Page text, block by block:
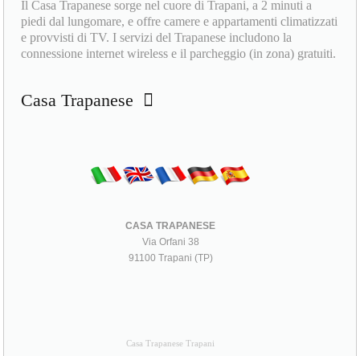
Il Casa Trapanese sorge nel cuore di Trapani, a 2 minuti a
piedi dal lungomare, e offre camere e appartamenti climatizzati
e provvisti di TV. I servizi del Trapanese includono la
connessione internet wireless e il parcheggio (in zona) gratuiti.
Casa Trapanese
CASA TRAPANESE
Via Orfani 38
91100 Trapani (TP)
Casa Trapanese Trapani